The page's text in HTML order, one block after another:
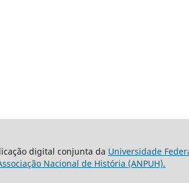
digital conjunta da Universidade
Nacional de História (ANPUH).